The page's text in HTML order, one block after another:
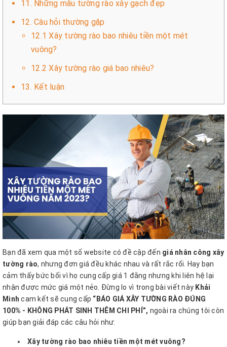
11. Những mẫu tường rào xây gạch đẹp
12. Câu hỏi thường gặp
12.1 Xây tường rào bao nhiêu tiền một mét
vuông?
12.2 Xây tường rào giá bao nhiêu?
13. Kết luận
Bạn đã xem qua một số website có đề cập đến giá nhân công xây
tường rào, nhưng đơn giá đều khác nhau và rất rắc rối. Hay bạn
cảm thấy bức bối vì họ cung cấp giá 1 đằng nhưng khi liên hệ lại
nhận được mức giá một nẻo. Đừng lo vì trong bài viết này Khải
Minh cam kết sẽ cung cấp “BÁO GIÁ XÂY TƯỜNG RÀO ĐÚNG
100% - KHÔNG PHÁT SINH THÊM CHI PHÍ”, ngoài ra chúng tôi còn
giúp bạn giải đáp các câu hỏi như:
Xây tường rào bao nhiêu tiền một mét vuông?